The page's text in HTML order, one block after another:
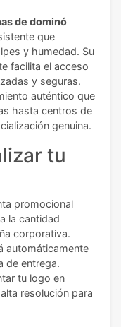
de dominó
que
y humedad. Su
facilita el acceso
y seguras.
auténtico que
hasta centros de
genuina.
tu
promocional
la cantidad
corporativa.
automáticamente
de entrega.
tu logo en
resolución para